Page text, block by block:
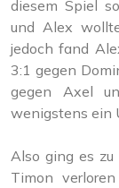
diesem Spiel
und Alex
jedoch fand
3:1 gegen
gegen Axel
wenigstens ein
Also ging es
Timon